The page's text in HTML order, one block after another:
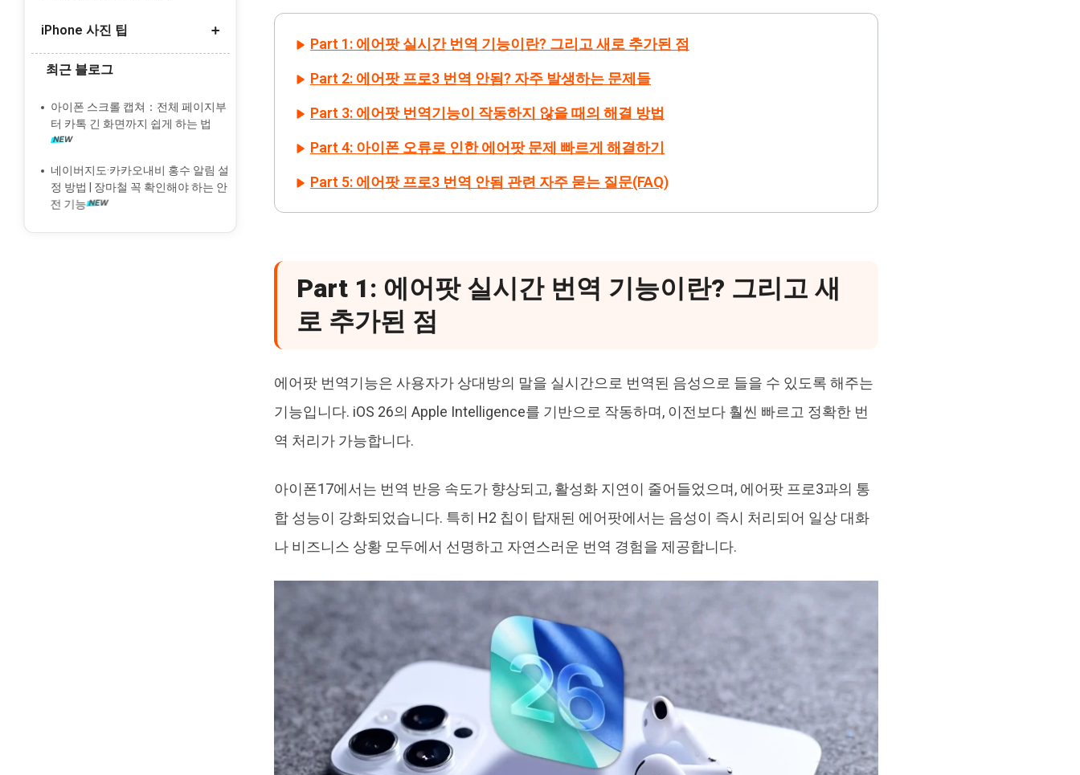
iPhone 사진 팁
갤럭시에서 아이폰으로 사진 옮기기
라이브 사진 스틸 사진으로 변환
iCloud와 iPhone에서 동기화 사진 삭
최근 블로그
아이폰 스크롤 캡쳐：전체 페이지부
터 카톡 긴 화면까지 쉽게 하는 법
네이버지도·카카오내비 홍수 알림 설
정 방법 | 장마철 꼭 확인해야 하는 안
전 기능
Part 1: 에어팟 실시간 번역 기능이란? 그리고 새로 추가된 점
Part 2: 에어팟 프로3 번역 안됨? 자주 발생하는 문제들
Part 3: 에어팟 번역기능이 작동하지 않을 때의 해결 방법
Part 4: 아이폰 오류로 인한 에어팟 문제 빠르게 해결하기
Part 5: 에어팟 프로3 번역 안됨 관련 자주 묻는 질문(FAQ)
Part 1: 에어팟 실시간 번역 기능이란? 그리고 새
로 추가된 점
에어팟 번역기능은 사용자가 상대방의 말을 실시간으로 번역된 음성으로 들을 수 있도록 해주는
기능입니다. iOS 26의 Apple Intelligence를 기반으로 작동하며, 이전보다 훨씬 빠르고 정확한 번
역 처리가 가능합니다.
아이폰17에서는 번역 반응 속도가 향상되고, 활성화 지연이 줄어들었으며, 에어팟 프로3과의 통
합 성능이 강화되었습니다. 특히 H2 칩이 탑재된 에어팟에서는 음성이 즉시 처리되어 일상 대화
나 비즈니스 상황 모두에서 선명하고 자연스러운 번역 경험을 제공합니다.